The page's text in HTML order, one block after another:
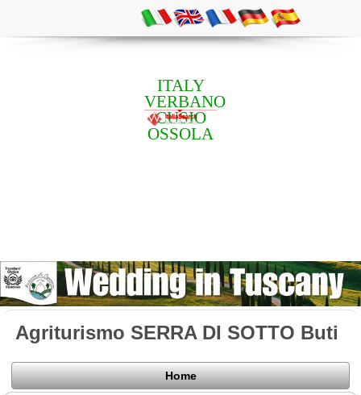
ITALY
VERBANO
CUSIO
OSSOLA
Agriturismo SERRA DI SOTTO Buti
Home